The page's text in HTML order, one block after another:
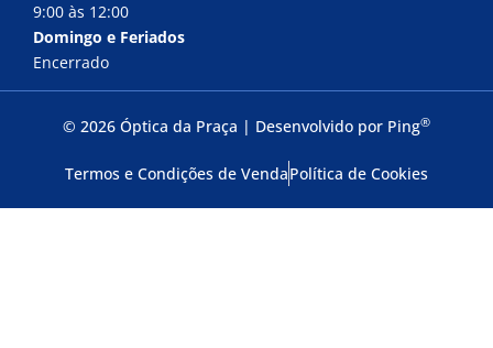
9:00 às 12:00
Domingo e Feriados
Encerrado
© 2026 Óptica da Praça | Desenvolvido por Ping®
Termos e Condições de VendaPolítica de Cookies